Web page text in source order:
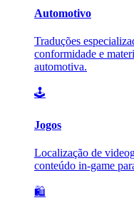
Automotivo
Traduções
conformidade e
automotiva.
🕹️
Jogos
Localização de
conteúdo in-game
🛍️